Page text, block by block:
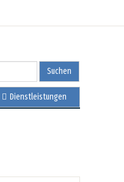
Suchen
Dienstleistungen